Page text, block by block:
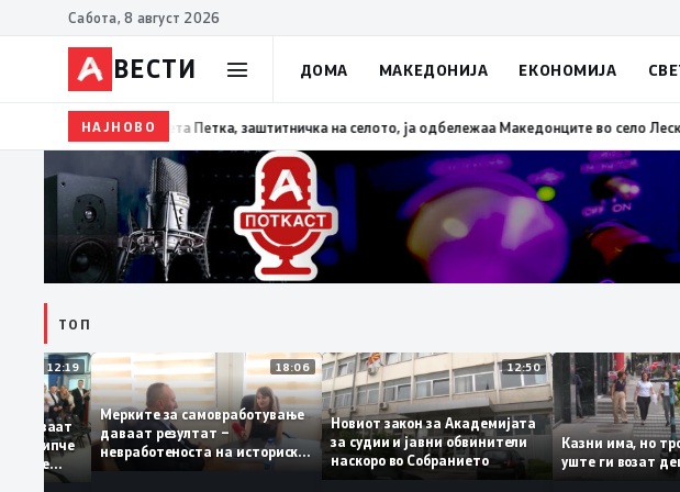
Сабота, 8 август 2026
ВЕСТИ ДОМА МАКЕДОНИЈА ЕКОНОМИЈА
НАЈНОВО
13:07 Три ер трактори се вклучуваат во гаснењето на пожарот во Сопиште13:06
ТОП
12:19
„Филипче
не
18:06
Мерките за самовработување
даваат резултат –
невработеноста на историски
најниско ниво од 11,3%
12:50
Новиот закон за Академијата
за судии и јавни обвинители
наскоро во Собранието
Казни има,
уште ги